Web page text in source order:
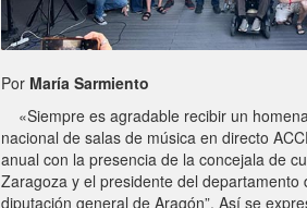
Por María Sarmiento
«Siempre es agradable recibir un
nacional de salas de música en directo
anual con la presencia de la concejala de
Zaragoza y el presidente del departamento
diputación general de Aragón”. Así se